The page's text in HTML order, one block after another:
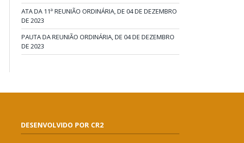
ATA DA 11ª REUNIÃO ORDINÁRIA, DE 04 DE DEZEMBRO
DE 2023
PAUTA DA REUNIÃO ORDINÁRIA, DE 04 DE DEZEMBRO
DE 2023
DESENVOLVIDO POR CR2